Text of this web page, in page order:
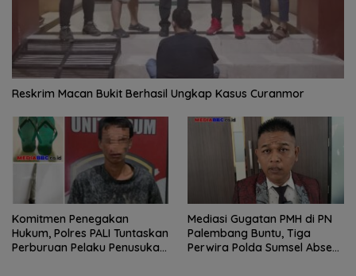
Reskrim Macan Bukit Berhasil Ungkap Kasus Curanmor
Komitmen Penegakan
Hukum, Polres PALI Tuntaskan
Perburuan Pelaku Penusukan
Mediasi Gugatan PMH di PN
Palembang Buntu, Tiga
Perwira Polda Sumsel Absen,